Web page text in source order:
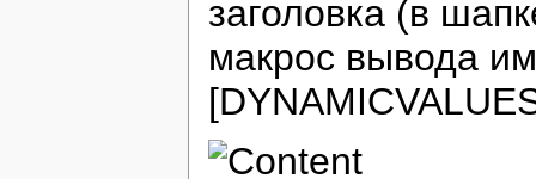
заголовка (в
макрос вывода